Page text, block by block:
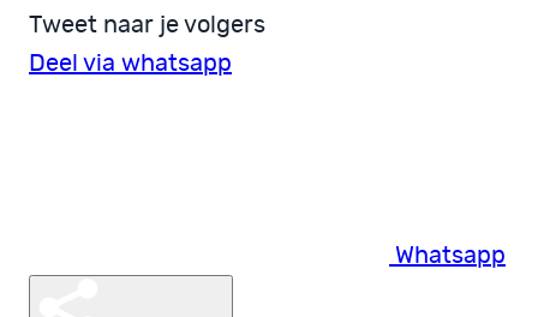
Tweet naar je volgers
Deel via whatsapp
Whatsapp